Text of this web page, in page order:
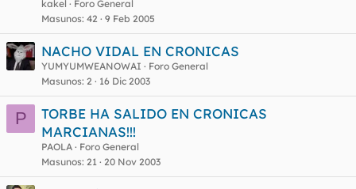
kakel
Foro General
Masunos 42 9 Feb 2005
NACHO VIDAL EN CRONICAS
YUMYUMWEANOWAI
Foro General
Masunos 2 16 Dic 2003
P
TORBE HA SALIDO EN CRONICAS
MARCIANAS!!!
PAOLA
Foro General
Masunos 21 20 Nov 2003